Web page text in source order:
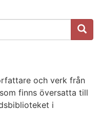
och verk från
finns översatta till
i